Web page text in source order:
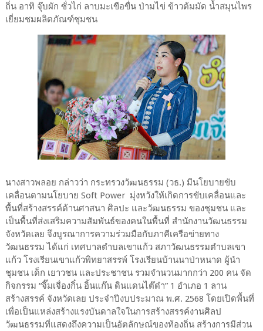
ถิ่น อาทิ จุ๊บผัก ซั่วไก่ ลาบมะเขือขื่น ป่ามไข่ ข้าวต้มมัด น้ำสมุนไพร
เยี่ยมชมผลิตภัณฑ์ชุมชน
นางสาวพลอย กล่าวว่า กระทรวงวัฒนธรรม (วธ.) มีนโยบายขับ
เคลื่อนตามนโยบาย Soft Power มุ่งหวังให้เกิดการขับเคลื่อนและ
พื้นที่สร้างสรรค์ด้านศาสนา ศิลปะ และวัฒนธรรม ของชุมชน และ
เป็นพื้นที่ส่งเสริมความสัมพันธ์ของคนในพื้นที่ สำนักงานวัฒนธรรม
จังหวัดเลย จึงบูรณาการความร่วมมือกับภาคีเครือข่ายทาง
วัฒนธรรม ได้แก่ เทศบาลตำบลเขาแก้ว สภาวัฒนธรรมตำบลเขา
แก้ว โรงเรียนเขาแก้วพิทยาสรรพ์ โรงเรียนบ้านนาป่าหนาด ผู้นำ
ชุมชน เด็ก เยาวชน และประชาชน รวมจำนวนมากกว่า 200 คน จัด
กิจกรรม “จิ๊มเจื่องกิ๋น อิ้นแก๊น ดินแดนไต๊ดำ” 1 อำเภอ 1 ลาน
สร้างสรรค์ จังหวัดเลย ประจำปีงบประมาณ พ.ศ. 2568 โดยเปิดพื้นที่
เพื่อเป็นแหล่งสร้างแรงบันดาลใจในการสร้างสรรค์งานศิลป
วัฒนธรรมที่แสดงถึงความเป็นอัตลักษณ์ของท้องถิ่น สร้างการมีส่วน